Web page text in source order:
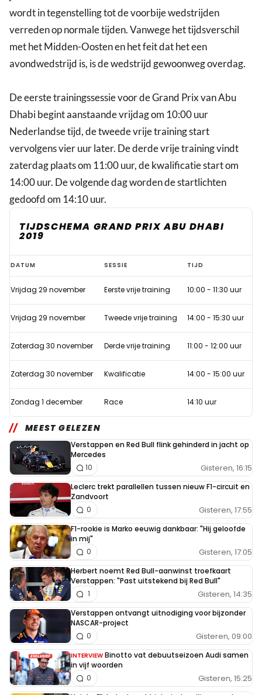
wordt in tegenstelling tot de voorbije wedstrijden
verreden op normale tijden. Vanwege het tijdsverschil
met het Midden-Oosten en het feit dat het een
avondwedstrijd is, is de wedstrijd gewoonweg overdag.
De eerste trainingssessie voor de Grand Prix van Abu
Dhabi begint aanstaande vrijdag om 10:00 uur
Nederlandse tijd, de tweede vrije training start
vervolgens vier uur later. De derde vrije training vindt
zaterdag plaats om 11:00 uur, de kwalificatie start om
14:00 uur. De volgende dag worden de startlichten
gedoofd om 14:10 uur.
TIJDSCHEMA GRAND PRIX ABU DHABI
2019
Hoe
laat
begint
de
1
Grand
Prix
Dhabi
2019?
DATUM SESSIE TIJD
Vrijdag 29 november Eerste vrije training 10:00 - 11:30 uur
Vrijdag 29 november Tweede vrije training 14:00 - 15:30 uur
Zaterdag 30 november Derde vrije training 11:00 - 12:00 uur
Zaterdag 30 november Kwalificatie 14:00 - 15:00 uur
Zondag 1 december Race 14:10 uur
MEEST GELEZEN
Verstappen en Red Bull flink gehinderd in jacht op
Mercedes
Gisteren, 16:15
10
Leclerc trekt parallellen tussen nieuw F1-circuit en
Zandvoort
Gisteren, 17:55
0
F1-rookie is Marko eeuwig dankbaar: "Hij geloofde
in mij"
Gisteren, 17:05
0
Herbert noemt Red Bull-aanwinst troefkaart
Verstappen: "Past uitstekend bij Red Bull"
Gisteren, 14:35
1
Verstappen ontvangt uitnodiging voor bijzonder
NASCAR-project
Gisteren, 09:00
0
INTERVIEW Binotto vat debuutseizoen Audi samen
in vijf woorden
Gisteren, 15:25
0